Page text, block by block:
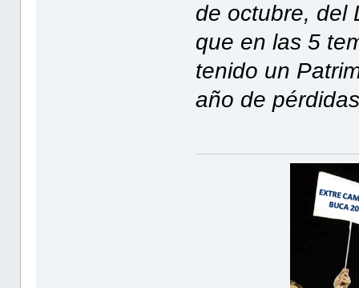
de octubre, del
que en las 5
tenido un
año de